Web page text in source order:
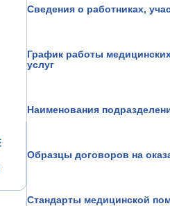
Сведения о работниках,
График работы
услуг
Наименования
Образцы договоров на
Стандарты медицинской